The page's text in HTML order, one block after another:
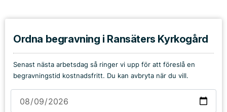
Ordna begravning i Ransäters Kyrkogård
Senast nästa arbetsdag så ringer vi upp för att föreslå en
begravningstid kostnadsfritt. Du kan avbryta när du vill.